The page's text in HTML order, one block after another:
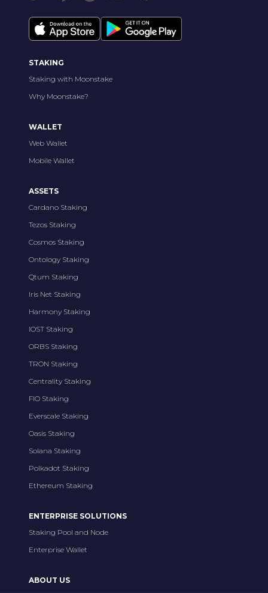
STAKING
Staking with Moonstake
Why Moonstake?
WALLET
Web Wallet
Mobile Wallet
ASSETS
Cardano Staking
Tezos Staking
Cosmos Staking
Ontology Staking
Qtum Staking
Iris Net Staking
Harmony Staking
IOST Staking
ORBS Staking
TRON Staking
Centrality Staking
FIO Staking
Everscale Staking
Oasis Staking
Solana Staking
Polkadot Staking
Ethereum Staking
ENTERPRISE SOLUTIONS
Staking Pool and Node
Enterprise Wallet
ABOUT US